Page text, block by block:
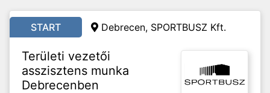
START Debrecen, SPORTBUSZ Kft.
Területi vezetői
asszisztens munka
Debrecenben